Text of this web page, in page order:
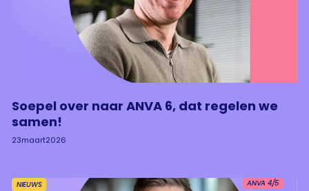
Soepel over naar ANVA 6, dat regelen we
samen!
23maart2026
ANVA 4/5
NIEUWS